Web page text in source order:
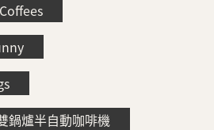
鍋爐半自動咖啡機